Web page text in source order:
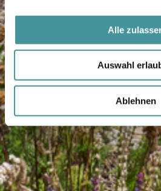
Alle
Auswahl
Ablehnen